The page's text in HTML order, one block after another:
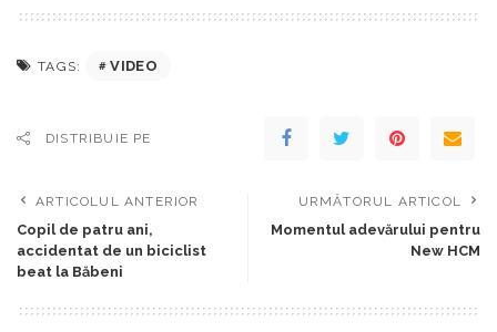
TAGS: VIDEO
DISTRIBUIE PE
ARTICOLUL ANTERIOR
Copil de patru ani,
accidentat de un biciclist
beat la Băbeni
URMĂTORUL ARTICOL
Momentul adevărului pentru
New HCM